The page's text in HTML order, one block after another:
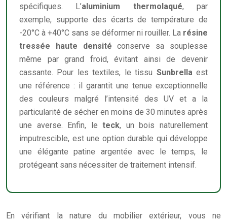
spécifiques. L’aluminium thermolaqué, par
exemple, supporte des écarts de température de
-20°C à +40°C sans se déformer ni rouiller. La résine
tressée haute densité conserve sa souplesse
même par grand froid, évitant ainsi de devenir
cassante. Pour les textiles, le tissu Sunbrella est
une référence : il garantit une tenue exceptionnelle
des couleurs malgré l’intensité des UV et a la
particularité de sécher en moins de 30 minutes après
une averse. Enfin, leteck, un bois naturellement
imputrescible, est une option durable qui développe
une élégante patine argentée avec le temps, le
protégeant sans nécessiter de traitement intensif.
En vérifiant la nature du mobilier extérieur, vous ne